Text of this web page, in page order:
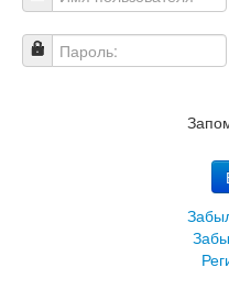
Имя пользователя
Пароль: